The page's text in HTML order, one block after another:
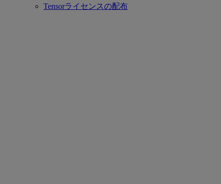
Tensorライセンスの配布